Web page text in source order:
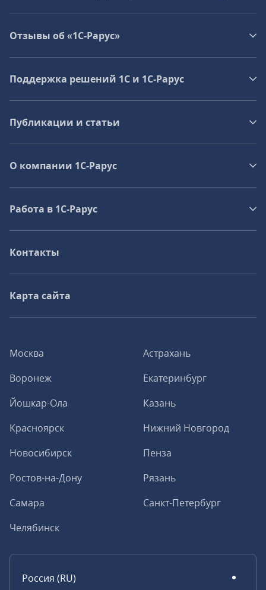
Москва
Астрахань
Воронеж
Екатеринбург
Йошкар-Ола
Казань
Красноярск
Нижний Новгород
Новосибирск
Пенза
Ростов-на-Дону
Рязань
Самара
Санкт-Петербург
Челябинск
Россия (RU)
Отзывы об «1С-Рарус»
Поддержка решений 1С и 1С‑Рарус
Публикации и статьи
О компании 1C-Рарус
Работа в 1С‑Рарус
Контакты
Карта сайта